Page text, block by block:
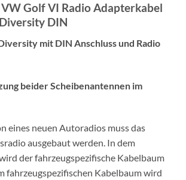
Golf VI Radio Adapterkabel
DIN
mit DIN Anschluss und Radio
beider Scheibenantennen im
eines neuen Autoradios muss das
ausgebaut werden. In dem
der fahrzeugspezifische Kabelbaum
fahrzeugspezifischen Kabelbaum wird